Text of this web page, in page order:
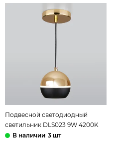
Подвесной светодиодный
светильник DLS023 9W 4200K
золото/черный Elektrostandard
3 шт